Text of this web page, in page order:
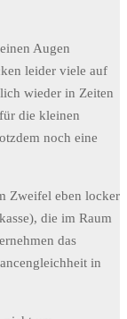
Augen
leider viele auf
wieder in Zeiten
die kleinen
noch eine
Zweifel eben locker
die im Raum
das
in